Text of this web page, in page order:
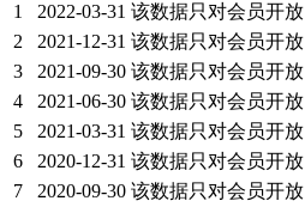
1
2022-03-31 该数据只对会员开放
2
2021-12-31 该数据只对会员开放
3
2021-09-30 该数据只对会员开放
4
2021-06-30 该数据只对会员开放
5
2021-03-31 该数据只对会员开放
6
2020-12-31 该数据只对会员开放
7
2020-09-30 该数据只对会员开放